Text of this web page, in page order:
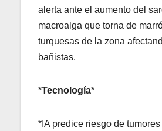
alerta ante el aumento del
macroalga que torna de
turquesas de la zona
bañistas.
*Tecnología*
*IA predice riesgo de